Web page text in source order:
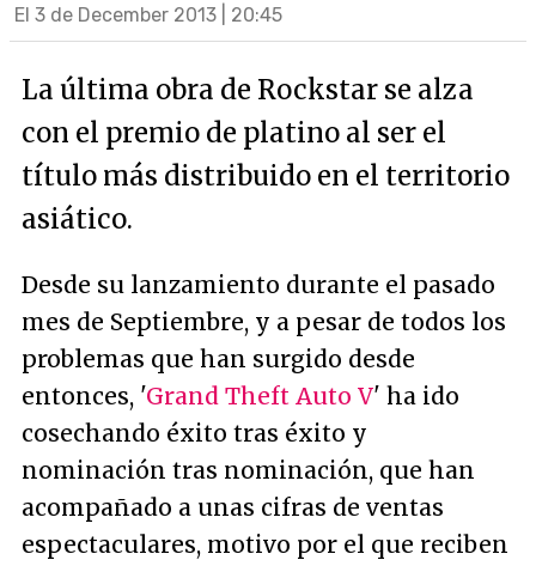
El 3 de December 2013 | 20:45
La última obra de Rockstar se alza
con el premio de platino al ser el
título más distribuido en el territorio
asiático.
Desde su lanzamiento durante el pasado
mes de Septiembre, y a pesar de todos los
problemas que han surgido desde
entonces, 'Grand Theft Auto V' ha ido
cosechando éxito tras éxito y
nominación tras nominación, que han
acompañado a unas cifras de ventas
espectaculares, motivo por el que reciben